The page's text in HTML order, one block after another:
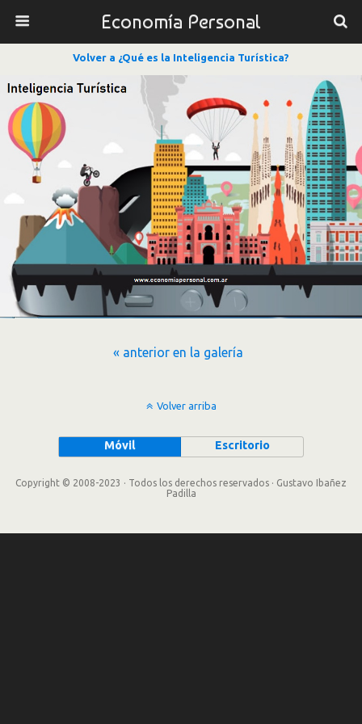
Economía Personal
Volver a ¿Qué es la Inteligencia Turística?
« anterior en la galería
Volver arriba
Móvil Escritorio
Copyright © 2008-2023 · Todos los derechos reservados · Gustavo Ibañez
Padilla